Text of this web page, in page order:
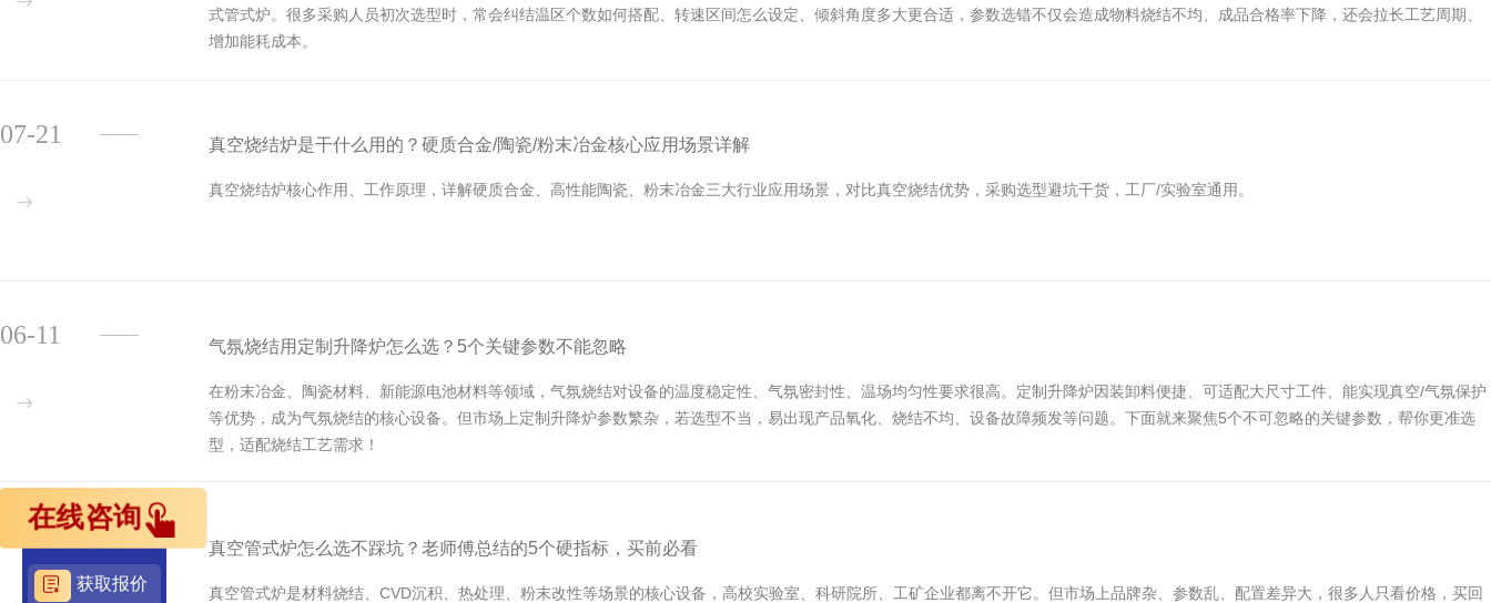
式管式炉。很多采购人员初次选型时，常会纠结温区个数如何搭配、转速区间怎么设定、倾斜角度多大更合适，参数选错不仅会造成物料烧结不均、成品合格率下降，还会拉长工艺周期、
增加能耗成本。
真空烧结炉是干什么用的？硬质合金/陶瓷/粉末冶金核心应用场景详解
真空烧结炉核心作用、工作原理，详解硬质合金、高性能陶瓷、粉末冶金三大行业应用场景，对比真空烧结优势，采购选型避坑干货，工厂/实验室通用。
07-21
气氛烧结用定制升降炉怎么选？5个关键参数不能忽略
在粉末冶金、陶瓷材料、新能源电池材料等领域，气氛烧结对设备的温度稳定性、气氛密封性、温场均匀性要求很高。定制升降炉因装卸料便捷、可适配大尺寸工件、能实现真空/气氛保护
等优势，成为气氛烧结的核心设备。但市场上定制升降炉参数繁杂，若选型不当，易出现产品氧化、烧结不均、设备故障频发等问题。下面就来聚焦5个不可忽略的关键参数，帮你更准选
型，适配烧结工艺需求！
06-11
真空管式炉怎么选不踩坑？老师傅总结的5个硬指标，买前必看
真空管式炉是材料烧结、CVD沉积、热处理、粉末改性等场景的核心设备，高校实验室、科研院所、工矿企业都离不开它。但市场上品牌杂、参数乱、配置差异大，很多人只看价格，买回
06-08
在线咨询
获取报价